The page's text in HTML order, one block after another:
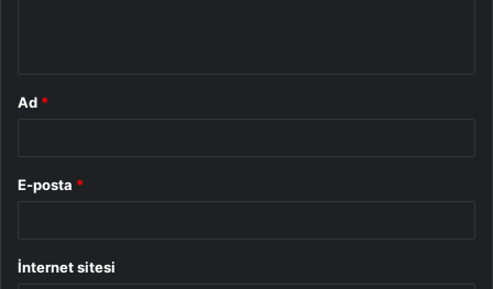
Ad *
E-posta *
İnternet sitesi